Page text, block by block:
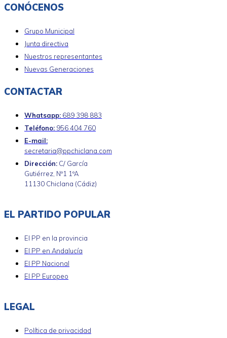
CONÓCENOS
Grupo Municipal
Junta directiva
Nuestros representantes
Nuevas Generaciones
CONTACTAR
Whatsapp: 689 398 883
Teléfono: 956 404 760
E-mail:
secretaria@ppchiclana.com
Dirección: C/ García
Gutiérrez, Nº1 1ºA
11130 Chiclana (Cádiz)
EL PARTIDO POPULAR
El PP en la provincia
El PP en Andalucía
El PP Nacional
El PP Europeo
LEGAL
Política de privacidad